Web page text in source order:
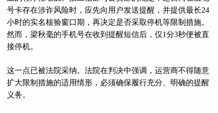
号卡存在涉诈风险时，应先向用户发送提醒，并提供最长24
小时的实名核验窗口期，再决定是否采取停机等限制措施。
然而，梁秋毫的手机号在收到提醒短信后，仅1分3秒便被直
接停机。
这一点已被法院采纳。法院在判决中强调，运营商不得随意
扩大限制措施的适用情形，必须确保履行充分、明确的提醒
义务。